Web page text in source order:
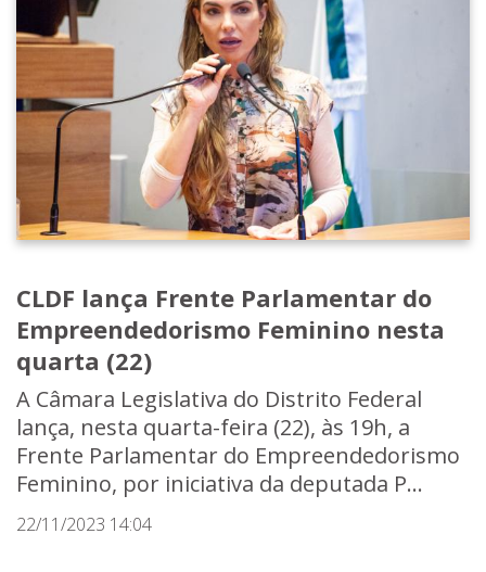
CLDF lança Frente Parlamentar do
Empreendedorismo Feminino nesta
quarta (22)
A Câmara Legislativa do Distrito Federal
lança, nesta quarta-feira (22), às 19h, a
Frente Parlamentar do Empreendedorismo
Feminino, por iniciativa da deputada P...
22/11/2023 14:04